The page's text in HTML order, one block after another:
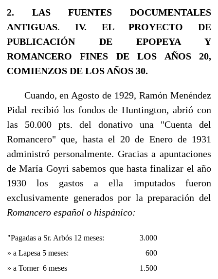
2. LAS FUENTES DOCUMENTALES
ANTIGUAS. IV. EL PROYECTO DE
PUBLICACIÓN DE EPOPEYA Y
ROMANCERO FINES DE LOS AÑOS 20,
COMIENZOS DE LOS AÑOS 30.
Cuando, en Agosto de 1929, Ramón Menéndez
Pidal recibió los fondos de Huntington, abrió con
las 50.000 pts. del donativo una "Cuenta del
Romancero" que, hasta el 20 de Enero de 1931
administró personalmente. Gracias a apuntaciones
de María Goyri sabemos que hasta finalizar el año
1930 los gastos a ella imputados fueron
exclusivamente generados por la prepa­ración del
Romancero español o hispánico:
"Pagadas a Sr. Arbós 12 meses:
3.000
» a Lapesa 5 meses:
600
» a Torner 6 meses
1.500